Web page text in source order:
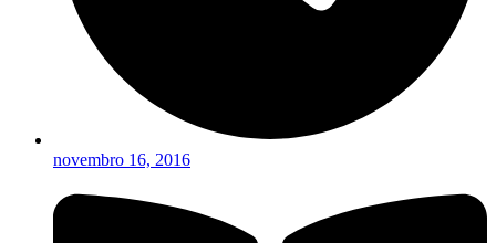
novembro 16, 2016